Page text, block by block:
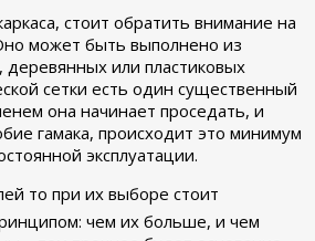
стоит обратить внимание на
может быть выполнено из
деревянных или пластиковых
сетки есть один существенный
она начинает проседать, и
гамака, происходит это минимум
эксплуатации.
то при их выборе стоит
чем их больше, и чем